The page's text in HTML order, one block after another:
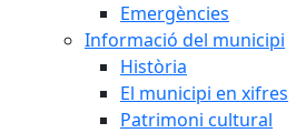
Emergències
Informació del municipi
Història
El municipi en xifres
Patrimoni cultural